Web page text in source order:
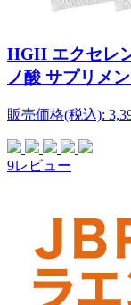
HGH エクセレ
ノ酸 サプリメ
販売価格(税込):
9レビュー